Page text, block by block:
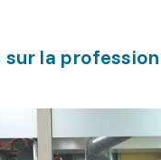
sur la profession